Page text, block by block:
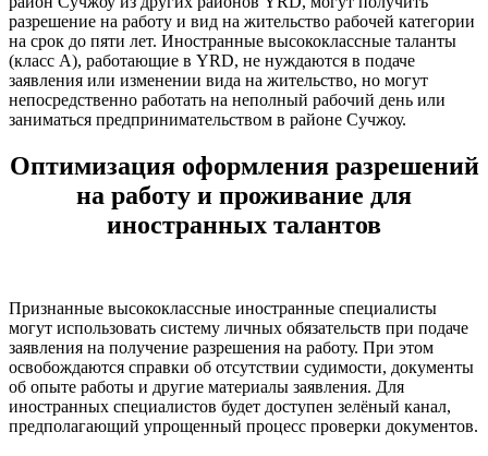
разрешение на работу и вид на жительство рабочей категории
на срок до пяти лет. Иностранные высококлассные таланты
(класс А), работающие в YRD, не нуждаются в подаче
заявления или изменении вида на жительство, но могут
непосредственно работать на неполный рабочий день или
заниматься предпринимательством в районе Сучжоу.
Оптимизация оформления разрешений
на работу и проживание для
иностранных талантов
Признанные высококлассные иностранные специалисты
могут использовать систему личных обязательств при подаче
заявления на получение разрешения на работу. При этом
освобождаются справки об отсутствии судимости, документы
об опыте работы и другие материалы заявления. Для
иностранных специалистов будет доступен зелёный канал,
предполагающий упрощенный процесс проверки документов.